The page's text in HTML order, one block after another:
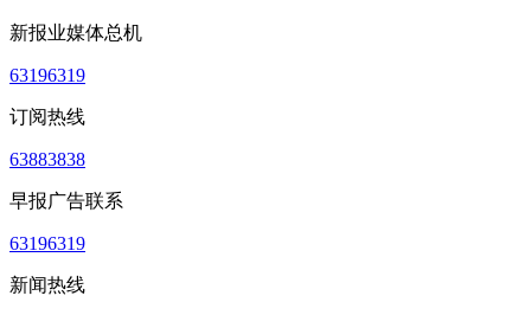
新报业媒体总机
63196319
订阅热线
63883838
早报广告联系
63196319
新闻热线